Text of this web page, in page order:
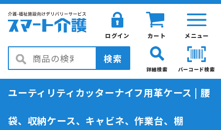
メニュー
カート
ログイン
検索
バーコード検索
詳細検索
ユーティリティカッターナイフ用革ケース | 腰
袋、収納ケース、キャビネ、作業台、棚